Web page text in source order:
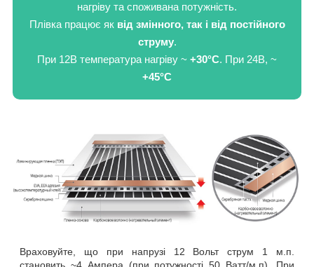
нагріву та споживана потужність.
Плівка працює як від змінного, так і від постійного
струму.
При 12В температура нагріву ~ +30°C. При 24В, ~
+45°C
Враховуйте, що при напрузі 12 Вольт струм 1 м.п.
становить ~4 Ампера (при потужності 50 Ватт/м.п). При